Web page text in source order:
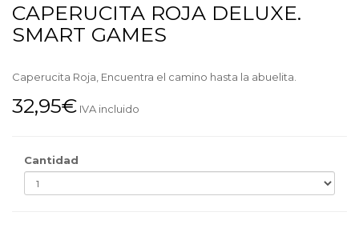
CAPERUCITA ROJA DELUXE.
SMART GAMES
Caperucita Roja, Encuentra el camino hasta la abuelita.
32,95€ IVA incluido
Cantidad